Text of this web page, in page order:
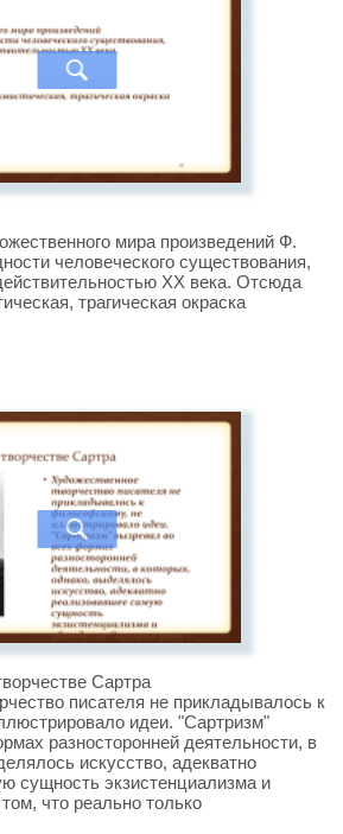
мира произведений Ф.
человеческого существования,
ХХ века. Отсюда
трагическая окраска
Сартра
писателя не прикладывалось к
идеи. "Сартризм"
разносторонней деятельности, в
искусство, адекватно
сущность экзистенциализма и
что реально только